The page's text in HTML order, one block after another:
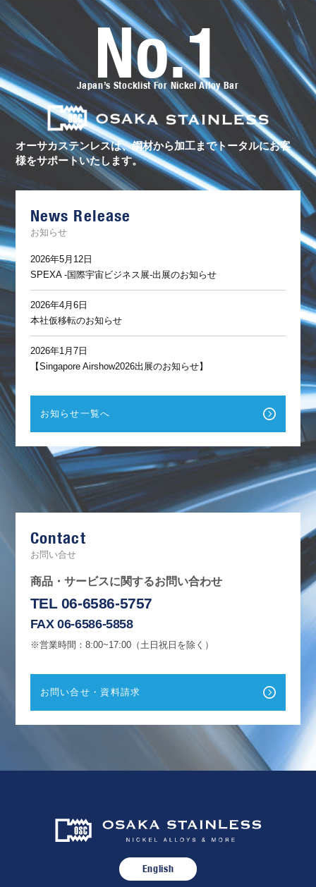
オ
ス
テ
ン
レ
ス
の
ト
ー
タ
ポ
No.1
Japan’s Stocklist For Nickel Alloy Bar
オーサカステンレスは、鋼材から加工までトータルにお客
様をサポートいたします。
News Release
お知らせ
2026年5月12日
SPEXA -国際宇宙ビジネス展-出展のお知らせ
2026年4月6日
本社仮移転のお知らせ
2026年1月7日
【Singapore Airshow2026出展のお知らせ】
お知らせ一覧へ
e
o
o
k
Contact
お問い合せ
商品・サービスに関するお問い合わせ
TEL 06-6586-5757
FAX 06-6586-5858
※営業時間：8:00~17:00（土日祝日を除く）
お問い合せ・資料請求
English